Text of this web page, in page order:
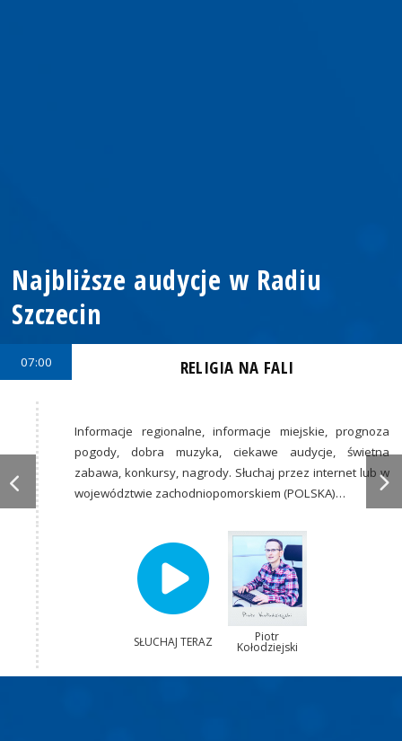
Najbliższe audycje w Radiu
Szczecin
07:00 RELIGIA NA FALI
Informacje regionalne, informacje miejskie, prognoza
pogody, dobra muzyka, ciekawe audycje, świetna
zabawa, konkursy, nagrody. Słuchaj przez internet lub w
województwie zachodniopomorskiem (POLSKA)…
SŁUCHAJ TERAZ Piotr
Kołodziejski